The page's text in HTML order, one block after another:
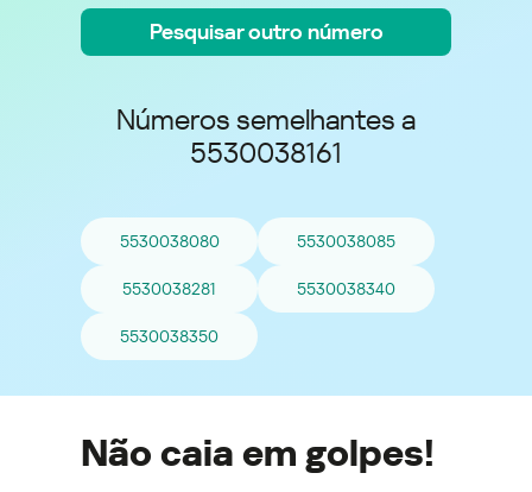
Pesquisar outro número
Números semelhantes a
5530038161
5530038080 5530038085
5530038281 5530038340
5530038350
Não caia em golpes!